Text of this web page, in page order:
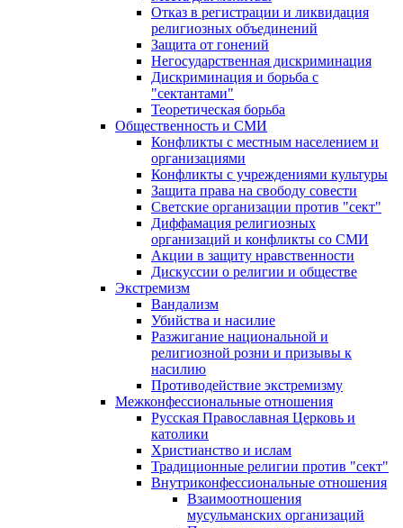
Отказ в регистрации и ликвидация
религиозных объединений
Защита от гонений
Негосударственная дискриминация
Дискриминация и борьба с
"сектантами"
Теоретическая борьба
Общественность и СМИ
Конфликты с местным населением и
организациями
Конфликты с учреждениями культуры
Защита права на свободу совести
Светские организации против "сект"
Диффамация религиозных
организаций и конфликты со СМИ
Акции в защиту нравственности
Дискуссии о религии и обществе
Экстремизм
Вандализм
Убийства и насилие
Разжигание национальной и
религиозной розни и призывы к
насилию
Противодействие экстремизму
Межконфессиональные отношения
Русская Православная Церковь и
католики
Христианство и ислам
Традиционные религии против "сект"
Внутриконфессиональные отношения
Взаимоотношения
мусульманских организаций